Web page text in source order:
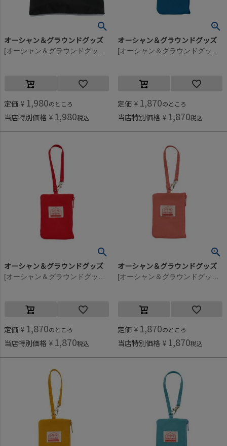
オーシャン＆グラウンドグッズ
定価 ¥ 1,980のところ
当店特別価格 ¥ 1,980税込
オーシャン＆グラウンドグッズ
定価 ¥ 1,870のところ
当店特別価格 ¥ 1,870税込
オーシャン＆グラウンドグッズ
定価 ¥ 1,870のところ
当店特別価格 ¥ 1,870税込
オーシャン＆グラウンドグッズ
定価 ¥ 1,870のところ
当店特別価格 ¥ 1,870税込